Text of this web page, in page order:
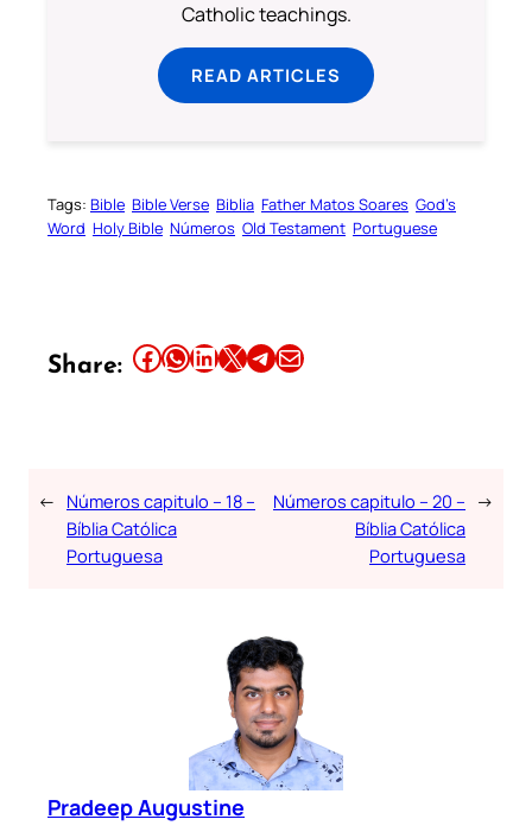
Catholic teachings.
READ ARTICLES
Tags: Bible Bible Verse Biblia Father Matos Soares God’s
Word Holy Bible Números Old Testament Portuguese
Share: Share this article on Facebook Share this article on WhatsApp Share this article on LinkedIn Share this article on X Share this article on TelegramEmail this Article
← Números capitulo – 18 –
Bíblia Católica
Portuguesa
Números capitulo – 20 –
Bíblia Católica
Portuguesa
→
Pradeep Augustine